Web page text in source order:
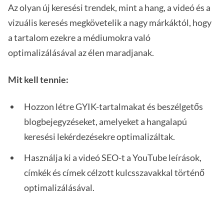
Az olyan új keresési trendek, mint a hang, a videó és a
vizuális keresés megkövetelik a nagy márkáktól, hogy
a tartalom ezekre a médiumokra való
optimalizálásával az élen maradjanak.
Mit kell tennie:
Hozzon létre GYIK-tartalmakat és beszélgetős
blogbejegyzéseket, amelyeket a hangalapú
keresési lekérdezésekre optimalizáltak.
Használja ki a videó SEO-t a YouTube leírások,
címkék és címek célzott kulcsszavakkal történő
optimalizálásával.